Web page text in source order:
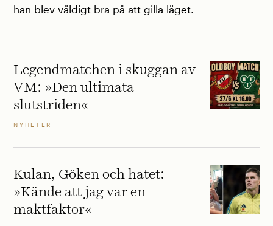
han blev väldigt bra på att gilla läget.
Legendmatchen i skuggan av
VM: »Den ultimata
slutstriden«
NYHETER
Kulan, Göken och hatet:
»Kände att jag var en
maktfaktor«